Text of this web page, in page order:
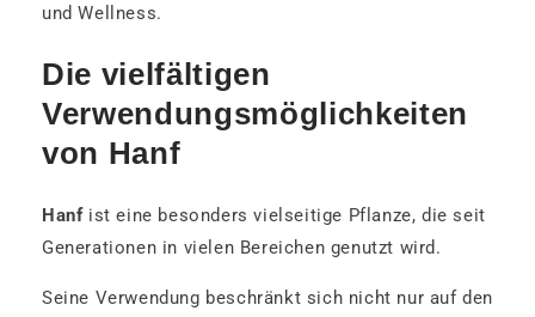
und Wellness.
Die vielfältigen
Verwendungsmöglichkeiten
von Hanf
Hanfist eine besonders vielseitige Pflanze, die seit
Generationen in vielen Bereichen genutzt wird.
Seine Verwendung beschränkt sich nicht nur auf den